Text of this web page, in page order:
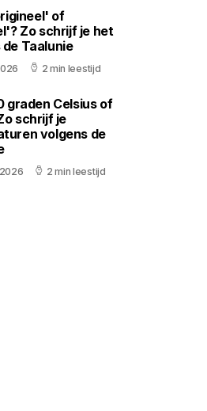
of
Zo schrijf je het
Taalunie
2 min leestijd
graden Celsius of
schrijf je
volgens de
2 min leestijd